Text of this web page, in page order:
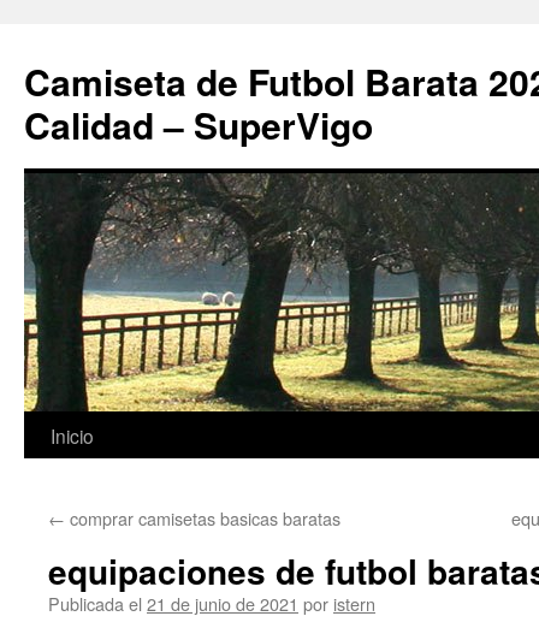
Camiseta de Futbol Barata
Calidad – SuperVigo
Saltar
contenido
Inicio
← comprar camisetas basicas baratas
equipaciones de futbol
Publicada el 21 de junio de 2021 por istern